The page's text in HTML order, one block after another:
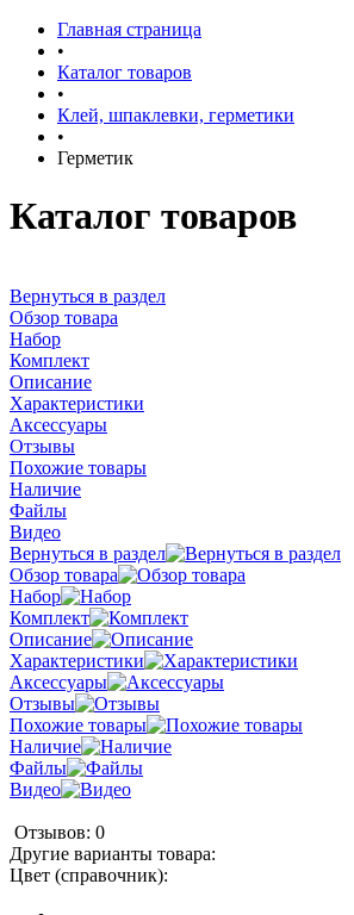
Главная страница
•
Каталог товаров
•
Клей, шпаклевки, герметики
•
Герметик
Каталог товаров
Вернуться в раздел
Обзор товара
Набор
Комплект
Описание
Характеристики
Аксессуары
Отзывы
Похожие товары
Наличие
Файлы
Видео
Вернуться в раздел
Обзор товара
Набор
Комплект
Описание
Характеристики
Аксессуары
Отзывы
Похожие товары
Наличие
Файлы
Видео
Отзывов: 0
Другие варианты товара:
Цвет (справочник):